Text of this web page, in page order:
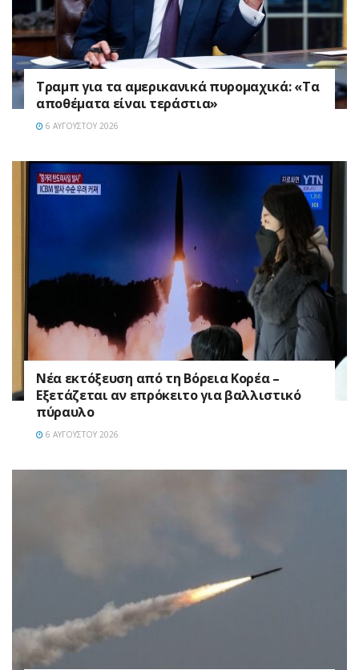
Τραμπ για τα αμερικανικά πυρομαχικά: «Τα
αποθέματα είναι τεράστια»
6 ΑΥΓΟΎΣΤΟΥ 2026
Νέα εκτόξευση από τη Βόρεια Κορέα –
Εξετάζεται αν επρόκειτο για βαλλιστικό
πύραυλο
6 ΑΥΓΟΎΣΤΟΥ 2026